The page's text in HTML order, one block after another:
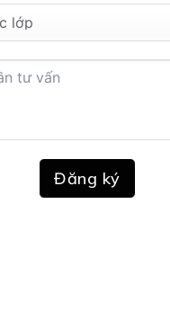
Đăng ký